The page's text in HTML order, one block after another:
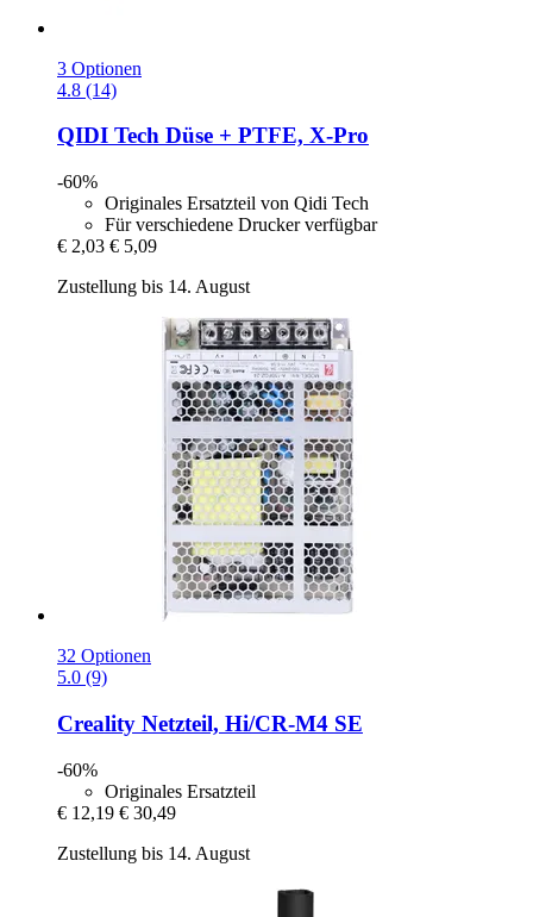
3 Optionen
4.8 (14)
QIDI Tech Düse + PTFE, X-​Pro
-60%
Originales Ersatzteil von Qidi Tech
Für verschiedene Drucker verfügbar
€ 2,03 € 5,09
Zustellung bis 14. August
32 Optionen
5.0 (9)
Creality Netzteil, Hi/CR-​M4 SE
-60%
Originales Ersatzteil
€ 12,19 € 30,49
Zustellung bis 14. August